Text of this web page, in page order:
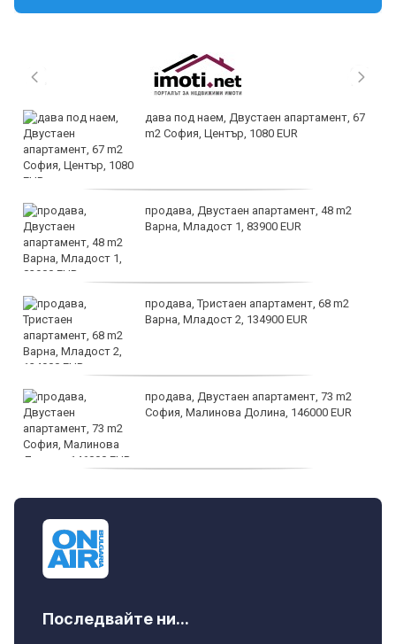
дава под наем, Двустаен апартамент, 67
m2 София, Център, 1080 EUR
продава, Двустаен апартамент, 48 m2
Варна, Младост 1, 83900 EUR
продава, Тристаен апартамент, 68 m2
Варна, Младост 2, 134900 EUR
продава, Двустаен апартамент, 73 m2
София, Малинова Долина, 146000 EUR
Последвайте ни...